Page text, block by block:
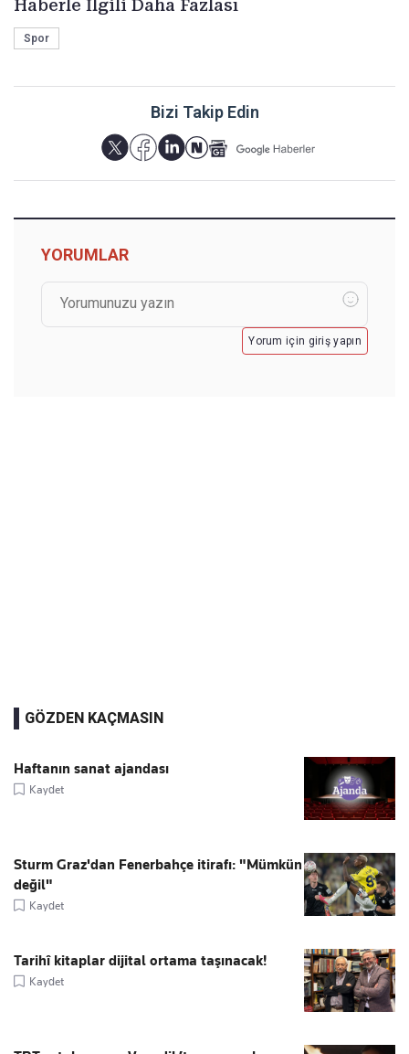
Haberle İlgili Daha Fazlası
Spor
Bizi Takip Edin
YORUMLAR
Yorum için giriş yapın
GÖZDEN KAÇMASIN
Haftanın sanat ajandası
Kaydet
Sturm Graz'dan Fenerbahçe itirafı: "Mümkün
değil"
Kaydet
Tarihî kitaplar dijital ortama taşınacak!
Kaydet